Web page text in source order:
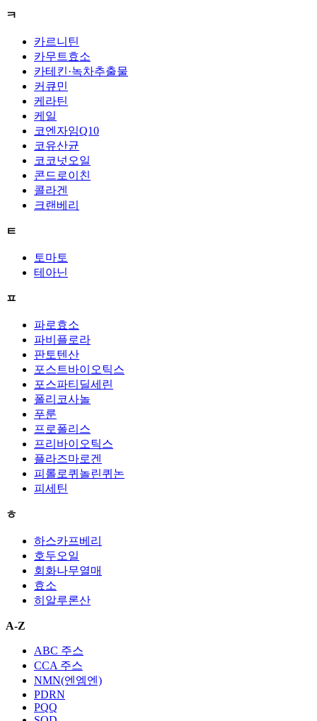
ㅋ
카르니틴
카무트효소
카테킨·녹차추출물
커큐민
케라틴
케일
코엔자임Q10
코유산균
코코넛오일
콘드로이친
콜라겐
크랜베리
ㅌ
토마토
테아닌
ㅍ
파로효소
파비플로라
판토텐산
포스트바이오틱스
포스파티딜세린
폴리코사놀
푸룬
프로폴리스
프리바이오틱스
플라즈마로겐
피롤로퀴놀린퀴논
피세틴
ㅎ
하스카프베리
호두오일
회화나무열매
효소
히알루론산
A-Z
ABC 주스
CCA 주스
NMN(엔엠엔)
PDRN
PQQ